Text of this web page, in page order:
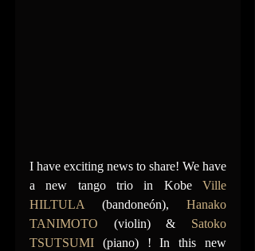
I have exciting news to share! We have
a new tango trio in Kobe Ville
HILTULA (bandoneón), Hanako
TANIMOTO (violin) & Satoko
TSUTSUMI (piano) ! In this new